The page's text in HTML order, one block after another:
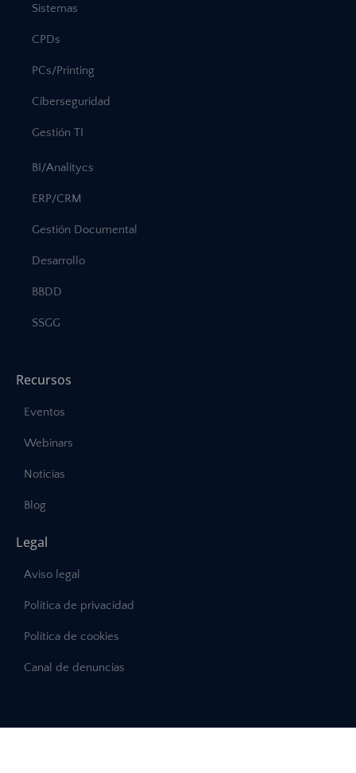
Sistemas
CPDs
PCs/Printing
Ciberseguridad
Gestión TI
BI/Analitycs
ERP/CRM
Gestión Documental
Desarrollo
BBDD
SSGG
Recursos
Eventos
Webinars
Noticias
Blog
Legal
Aviso legal
Política de privacidad
Política de cookies
Canal de denuncias